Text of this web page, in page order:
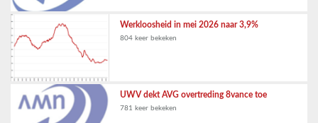
Werkloosheid in mei 2026 naar 3,9%
804 keer bekeken
UWV dekt AVG overtreding 8vance toe
781 keer bekeken